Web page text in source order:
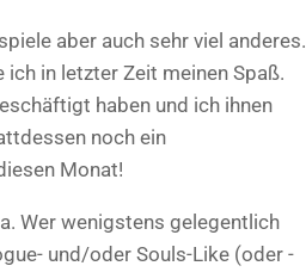
aber auch sehr viel anderes.
ich in letzter Zeit meinen Spaß.
haben und ich ihnen
noch ein
Monat!
Wer wenigstens gelegentlich
und/oder Souls-Like (oder -